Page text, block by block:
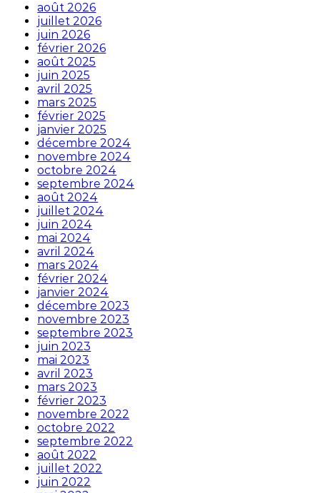
août 2026
juillet 2026
juin 2026
février 2026
août 2025
juin 2025
avril 2025
mars 2025
février 2025
janvier 2025
décembre 2024
novembre 2024
octobre 2024
septembre 2024
août 2024
juillet 2024
juin 2024
mai 2024
avril 2024
mars 2024
février 2024
janvier 2024
décembre 2023
novembre 2023
septembre 2023
juin 2023
mai 2023
avril 2023
mars 2023
février 2023
novembre 2022
octobre 2022
septembre 2022
août 2022
juillet 2022
juin 2022